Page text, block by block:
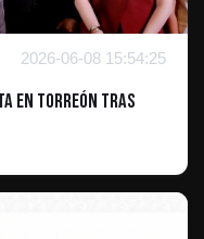
2026-06-08 15:54:25
en Torreón tras